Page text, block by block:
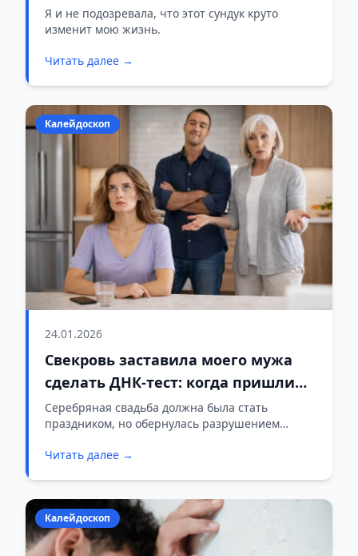
бабушкин сундук: когда я открыла
его, была потрясена до глубины
души
Я и не подозревала, что этот сундук круто
изменит мою жизнь.
Читать далее →
Калейдоскоп
24.01.2026
Свекровь заставила моего мужа
сделать ДНК-тест: когда пришли
результаты, правда потрясла всю
семью
Серебряная свадьба должна была стать
праздником, но обернулась разрушением
его. Он сделал ДНК-тест и объявил результаты
Читать далее →
Калейдоскоп